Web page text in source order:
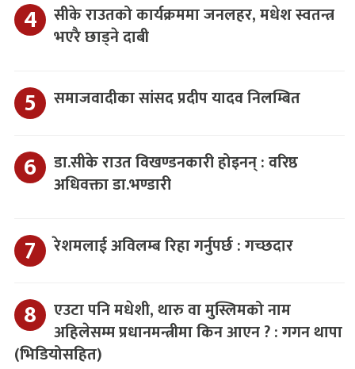
सीके राउतको कार्यक्रममा जनलहर, मधेश स्वतन्त्र
भएरै छाड्ने दाबी
समाजवादीका सांसद प्रदीप यादव निलम्बित
डा.सीके राउत विखण्डनकारी होइनन् : वरिष्ठ
अधिवक्ता डा.भण्डारी
रेशमलाई अविलम्ब रिहा गर्नुपर्छ : गच्छदार
एउटा पनि मधेशी, थारु वा मुस्लिमको नाम
अहिलेसम्म प्रधानमन्त्रीमा किन आएन ? : गगन थापा
(भिडियोसहित)